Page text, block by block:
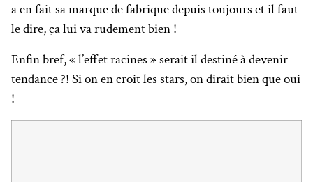
a en fait sa marque de fabrique depuis toujours et il faut
le dire, ça lui va rudement bien !
Enfin bref, « l’effet racines » serait il destiné à devenir
tendance ?! Si on en croit les stars, on dirait bien que oui
!